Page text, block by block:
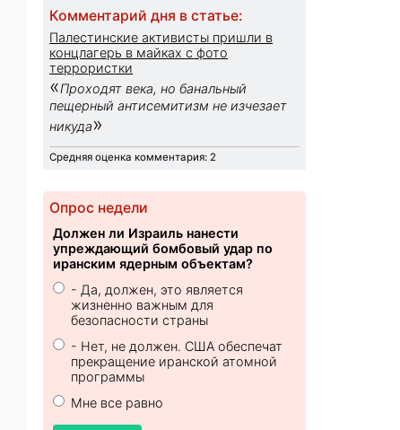
Комментарий дня в статье:
Палестинские активисты пришли в
концлагерь в майках с фото
террористки
«Проходят века, но банальный
пещерный антисемитизм не изчезает
никуда»
Средняя оценка комментария: 2
Опрос недели
Должен ли Израиль нанести
упреждающий бомбовый удар по
иранским ядерным объектам?
- Да, должен, это является
жизненно важным для
безопасности страны
- Нет, не должен. США обеспечат
прекращение иранской атомной
программы
Мне все равно